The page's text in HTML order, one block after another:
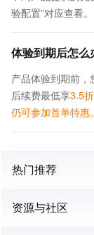
验配置”对应查看。
体验到期后怎么
产品体验到期前
后续费最低享3.5折
仍可参加首单特惠。
热门推荐
资源与社区